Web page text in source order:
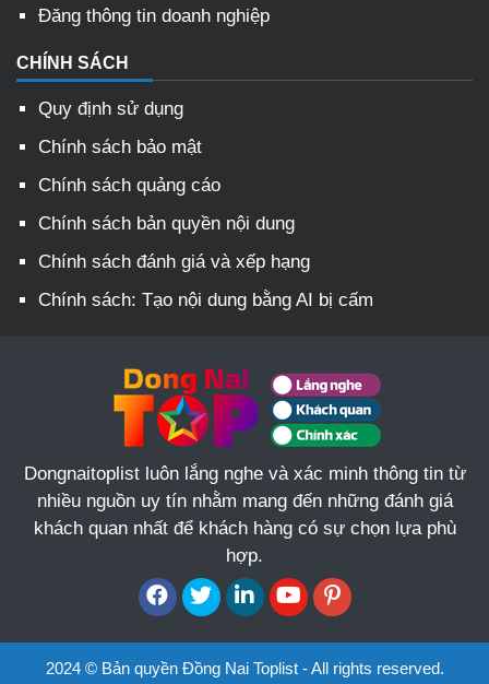
Đăng thông tin doanh nghiệp
CHÍNH SÁCH
Quy định sử dụng
Chính sách bảo mật
Chính sách quảng cáo
Chính sách bản quyền nội dung
Chính sách đánh giá và xếp hạng
Chính sách: Tạo nội dung bằng AI bị cấm
Dongnaitoplist luôn lắng nghe và xác minh thông tin từ
nhiều nguồn uy tín nhằm mang đến những đánh giá
khách quan nhất để khách hàng có sự chọn lựa phù
hợp.
2024 © Bản quyền Đồng Nai Toplist - All rights reserved.